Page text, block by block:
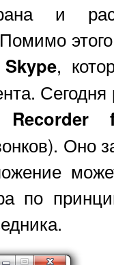
и
этого
Skype,
Оно
по